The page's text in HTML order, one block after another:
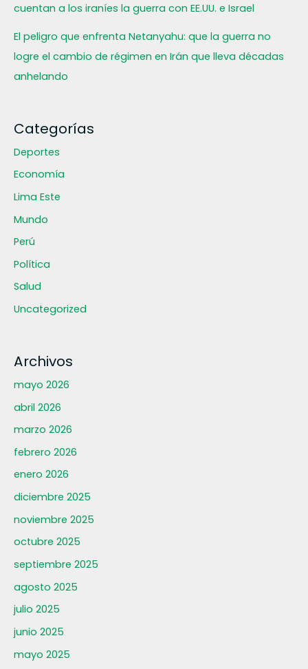
cuentan a los iraníes la guerra con EE.UU. e Israel
El peligro que enfrenta Netanyahu: que la guerra no
logre el cambio de régimen en Irán que lleva décadas
anhelando
Categorías
Deportes
Economía
Lima Este
Mundo
Perú
Política
Salud
Uncategorized
Archivos
mayo 2026
abril 2026
marzo 2026
febrero 2026
enero 2026
diciembre 2025
noviembre 2025
octubre 2025
septiembre 2025
agosto 2025
julio 2025
junio 2025
mayo 2025